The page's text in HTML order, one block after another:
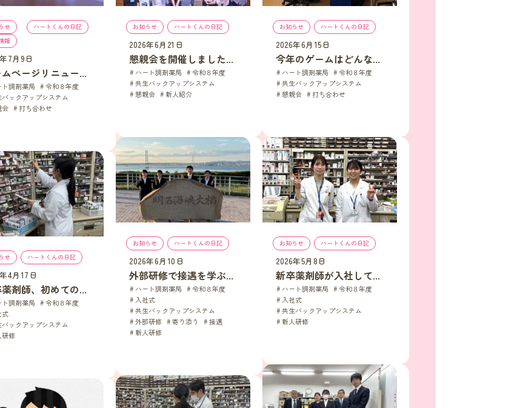
せ ハートくんの日記
,
報
7月9日
ページリニュー...
ト調剤薬局 令和８年度
バックアップシステム
会
打ち合わせ
お知らせ , ハートくんの日記
2026年6月21日
懇親会を開催しました...
ハート調剤薬局 令和８年度
共生バックアップシステム
懇親会
新人紹介
お知らせ , ハートくんの日記
2026年6月15日
今年のゲームはどんな...
ハート調剤薬局 令和８年度
共生バックアップシステム
懇親会
打ち合わせ
お知らせ , ハートくんの日記
2026年6月10日
外部研修で接遇を学ぶ...
ハート調剤薬局 令和８年度
入社式
共生バックアップシステム
外部研修
寄り添う 接遇
新人研修
お知らせ , ハートくんの日記
2026年5月8日
新卒薬剤師が入社して...
ハート調剤薬局 令和８年度
入社式
共生バックアップシステム
新人研修
せ , ハートくんの日記
4月17日
剤師、初めての...
ト調剤薬局 令和８年度
式
バックアップシステム
研修